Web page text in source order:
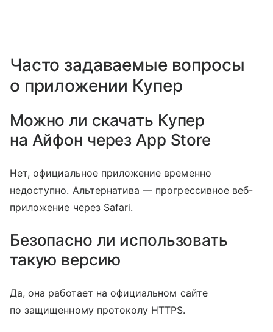
Часто задаваемые вопросы
о приложении Купер
Можно ли скачать Купер
на Айфон через App Store
Нет, официальное приложение временно
недоступно. Альтернатива — прогрессивное веб-
приложение через Safari.
Безопасно ли использовать
такую версию
Да, она работает на официальном сайте
по защищенному протоколу HTTPS.